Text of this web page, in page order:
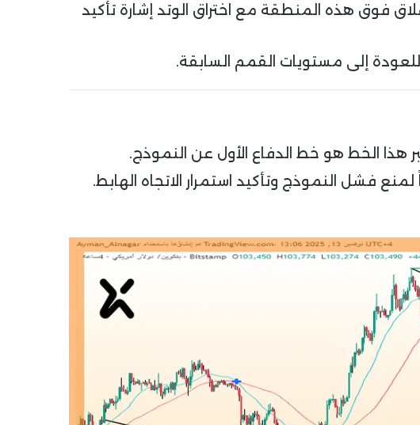
بـ 107,379 دولار. ويُعد اختراق وإغلاق فوق هذه المنطقة مع اختراق الوتد إشارة تأكيد
هذا الخط هو خط الدفاع الأول عن النموذج.